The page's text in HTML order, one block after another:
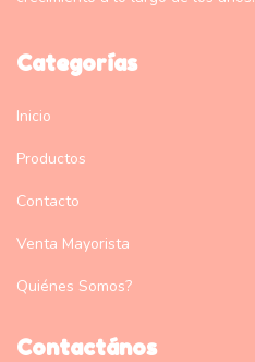
Categorías
Inicio
Productos
Contacto
Venta Mayorista
Quiénes Somos?
Contactános